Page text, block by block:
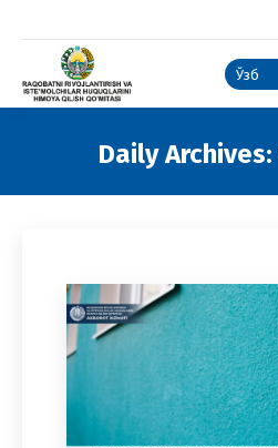
Ўзб
Daily Archives: